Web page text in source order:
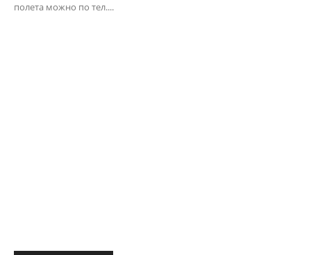
полета можно по тел....